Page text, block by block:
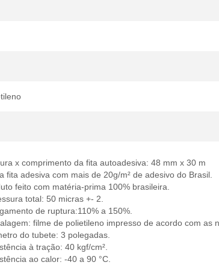
x comprimento da fita autoadesiva: 48 mm x 30 m
fita adesiva com mais de 20g/m² de adesivo do Brasil.
feito com matéria-prima 100% brasileira.
total: 50 micras +- 2.
de ruptura:110% a 150%.
filme de polietileno impresso de acordo com as
do tubete: 3 polegadas.
à tração: 40 kgf/cm².
ao calor: -40 a 90 °C.